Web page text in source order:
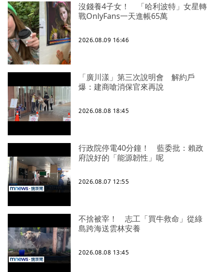
沒錢養4子女！ 「哈利波特」女星轉
戰OnlyFans一天進帳65萬
2026.08.09 16:46
「廣川漾」第三次說明會 解約戶
爆：建商嗆消保官來再說
2026.08.08 18:45
行政院停電40分鐘！ 藍委批：賴政
府說好的「能源韌性」呢
2026.08.07 12:55
不捨被宰！ 志工「買牛救命」從綠
島跨海送雲林安養
2026.08.08 13:45